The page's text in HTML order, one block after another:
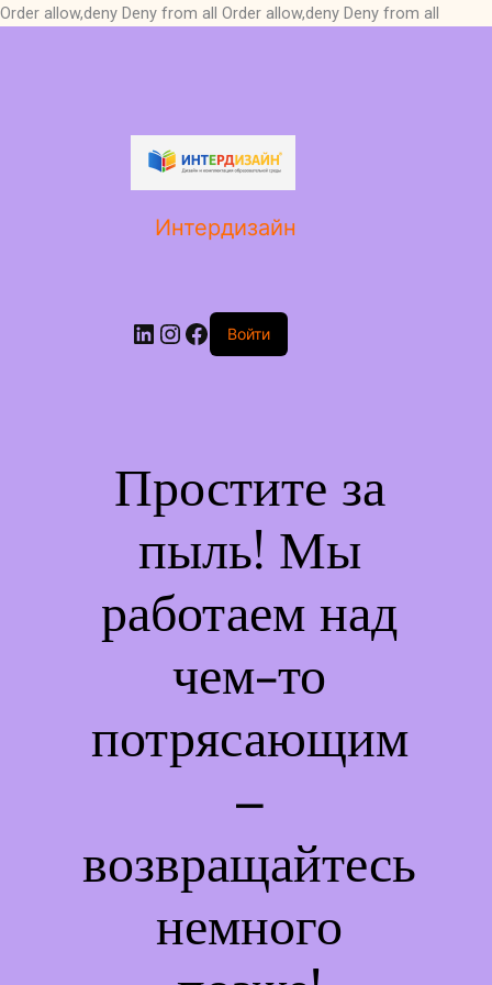
Order allow,deny Deny from all Order allow,deny Deny from all
Интердизайн
LinkedIn
Instagram
Facebook
Войти
Простите за
пыль! Мы
работаем над
чем-то
потрясающим
–
возвращайтесь
немного